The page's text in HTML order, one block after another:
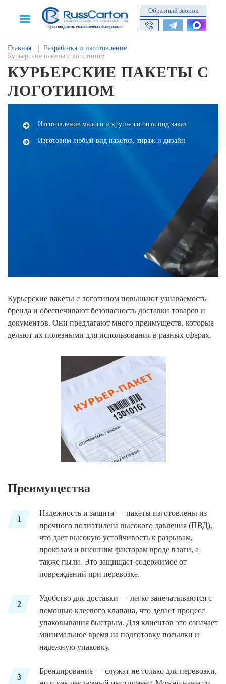
Производитель упаковочных материалов
Обратный звонок
Главная
Разработка и изготовление
Курьерские пакеты с логотипом
КУРЬЕРСКИЕ ПАКЕТЫ С
ЛОГОТИПОМ
Изготовление малого и крупного опта под заказ
Изготовим любый вид пакетов, тираж и дизайн
Курьерские пакеты с логотипом повышают узнаваемость
бренда и обеспечивают безопасность доставки товаров и
документов. Они предлагают много преимуществ, которые
делают их полезными для использования в разных сферах.
Преимущества
1
Надежность и защита — пакеты изготовлены из
прочного полиэтилена высокого давления (ПВД),
что дает высокую устойчивость к разрывам,
проколам и внешним факторам вроде влаги, а
также пыли. Это защищает содержимое от
повреждений при перевозке.
2
Удобство для доставки — легко запечатываются с
помощью клеевого клапана, что делает процесс
упаковывания быстрым. Для клиентов это означает
минимальное время на подготовку посылки и
надежную упаковку.
3
Брендирование — служат не только для перевозки,